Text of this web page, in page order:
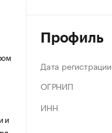
и
Профиль
Дата регистрации
ОГРНИП
ИНН